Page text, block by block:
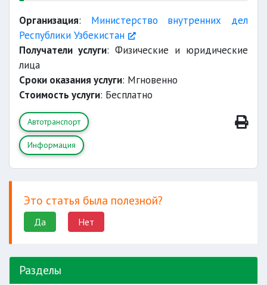
Организация: Министерство внутренних дел
Республики Узбекистан
Получатели услуги: Физические и юридические
лица
Сроки оказания услуги: Мгновенно
Стоимость услуги: Бесплатно
Автотранспорт
Информация
Это статья была полезной?
Да Нет
Разделы